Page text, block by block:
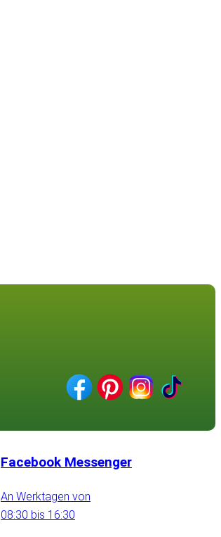
Facebook Messenger
An Werktagen von
08:30 bis 16:30